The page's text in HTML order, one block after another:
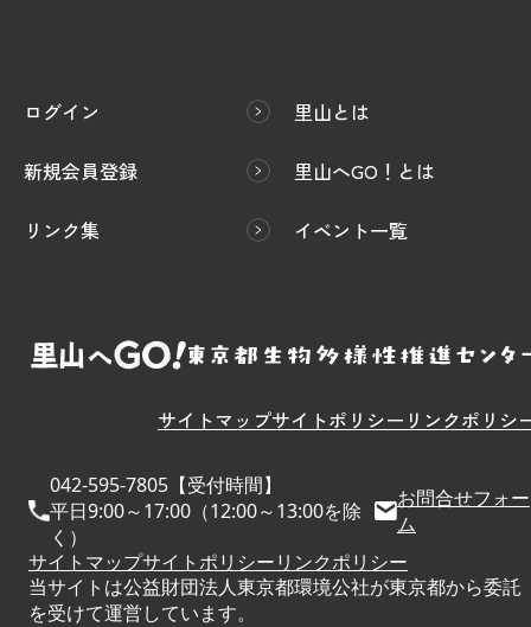
ログイン
新規会員登録
リンク集
里山とは
里山へGO！とは
イベント一覧
サイトマップサイトポリシー リンクポリシ
042-595-7805【受付時間】
平日9:00～17:00（12:00～13:00を除
く）
お問合せフォー
ム
サイトマップサイトポリシーリンクポリシー
当サイトは公益財団法人東京都環境公社が東京都から委託
を受けて運営しています。